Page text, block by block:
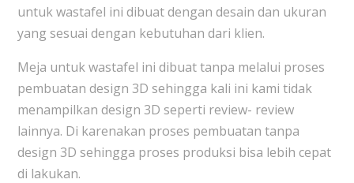
untuk wastafel ini dibuat dengan desain dan ukuran
yang sesuai dengan kebutuhan dari klien.
Meja untuk wastafel ini dibuat tanpa melalui proses
pembuatan design 3D sehingga kali ini kami tidak
menampilkan design 3D seperti review- review
lainnya. Di karenakan proses pembuatan tanpa
design 3D sehingga proses produksi bisa lebih cepat
di lakukan.